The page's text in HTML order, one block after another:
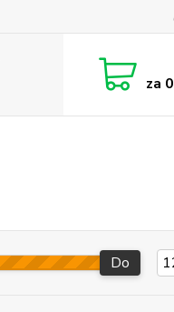
za
Do